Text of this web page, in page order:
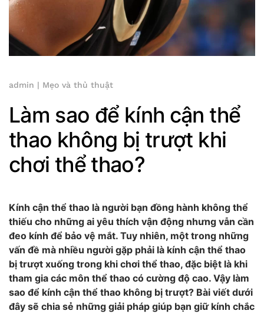
admin | Mẹo và thủ thuật
Làm sao để kính cận thể
thao không bị trượt khi
chơi thể thao?
Kính cận thể thao là người bạn đồng hành không thể
thiếu cho những ai yêu thích vận động nhưng vẫn cần
đeo kính để bảo vệ mắt. Tuy nhiên, một trong những
vấn đề mà nhiều người gặp phải là kính cận thể thao
bị trượt xuống trong khi chơi thể thao, đặc biệt là khi
tham gia các môn thể thao có cường độ cao. Vậy làm
sao để kính cận thể thao không bị trượt? Bài viết dưới
đây sẽ chia sẻ những giải pháp giúp bạn giữ kính chắc